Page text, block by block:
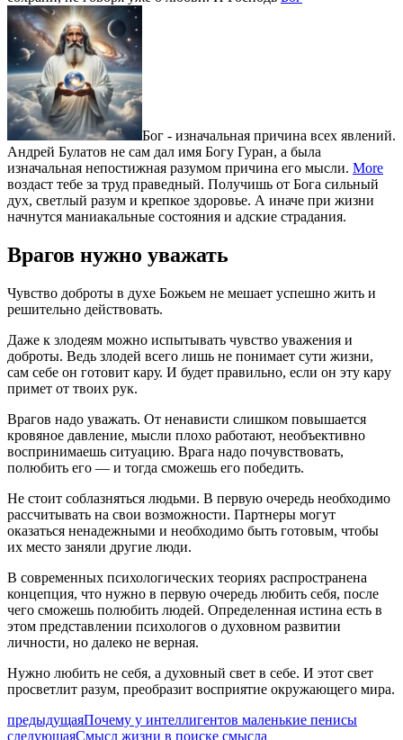
Бог - изначальная причина всех явлений.
Андрей Булатов не сам дал имя Богу Гуран, а была
изначальная непостижная разумом причина его мысли. More
воздаст тебе за труд праведный. Получишь от Бога сильный
дух, светлый разум и крепкое здоровье. А иначе при жизни
начнутся маниакальные состояния и адские страдания.
Врагов нужно уважать
Чувство доброты в духе Божьем не мешает успешно жить и
решительно действовать.
Даже к злодеям можно испытывать чувство уважения и
доброты. Ведь злодей всего лишь не понимает сути жизни,
сам себе он готовит кару. И будет правильно, если он эту кару
примет от твоих рук.
Врагов надо уважать. От ненависти слишком повышается
кровяное давление, мысли плохо работают, необъективно
воспринимаешь ситуацию. Врага надо почувствовать,
полюбить его — и тогда сможешь его победить.
Не стоит соблазняться людьми. В первую очередь необходимо
рассчитывать на свои возможности. Партнеры могут
оказаться ненадежными и необходимо быть готовым, чтобы
их место заняли другие люди.
В современных психологических теориях распространена
концепция, что нужно в первую очередь любить себя, после
чего сможешь полюбить людей. Определенная истина есть в
этом представлении психологов о духовном развитии
личности, но далеко не верная.
Нужно любить не себя, а духовный свет в себе. И этот свет
просветлит разум, преобразит восприятие окружающего мира.
предыдущаяПочему у интеллигентов маленькие пенисы
следующаяСмысл жизни в поиске смысла